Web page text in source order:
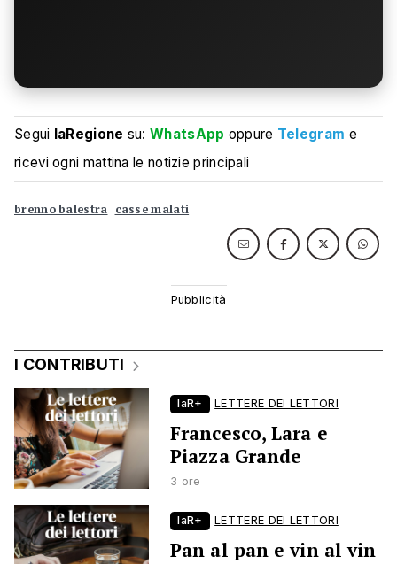
Segui laRegione su:WhatsApp oppure Telegram e
ricevi ogni mattina le notizie principali
brenno balestra casse malati
I CONTRIBUTI
laR+ LETTERE DEI LETTORI
Francesco, Lara e
Piazza Grande
3 ore
laR+ LETTERE DEI LETTORI
Pan al pan e vin al vin